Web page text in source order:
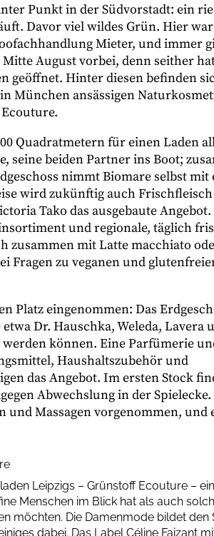
Punkt in der Südvorstadt: ein
Davor viel wildes Grün. Hier
Mieter, und immer
August vorbei, denn seither
geöffnet. Hinter diesen befinden
München ansässigen
Quadratmetern für einen Laden
seine beiden Partner ins Boot;
nimmt Biomare selbst
wird zukünftig auch
Tako das ausgebaute
und regionale, täglich
zusammen mit Latte macchiato
Fragen zu veganen und
Platz eingenommen: Das
Dr. Hauschka, Weleda, Lavera
können. Eine Parfümerie
Haushaltszubehör und
das Angebot. Im ersten Stock
Abwechslung in der
und Massagen vorgenommen,
Leipzigs – Grünstoff Ecouture –
Menschen im Blick hat als auch
möchten. Die Damenmode bildet
dabei. Das Label Céline Faizant